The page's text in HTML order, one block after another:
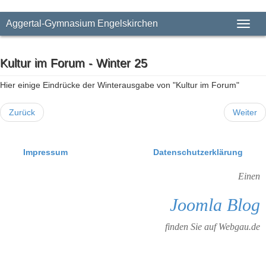
Aggertal-Gymnasium Engelskirchen
Kultur im Forum - Winter 25
Hier einige Eindrücke der Winterausgabe von "Kultur im Forum"
Zurück Weiter
Impressum Datenschutzerklärung
Einen
Joomla Blog
finden Sie auf Webgau.de